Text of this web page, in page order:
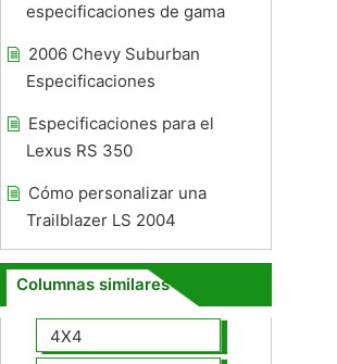
especificaciones de gama
2006 Chevy Suburban
Especificaciones
Especificaciones para el
Lexus RS 350
Cómo personalizar una
Trailblazer LS 2004
Columnas similares
4X4